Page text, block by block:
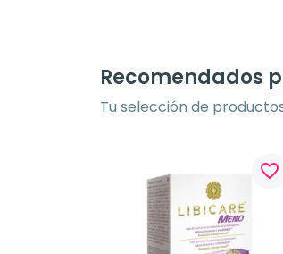
Recomendados
Tu selección de
favorite_border